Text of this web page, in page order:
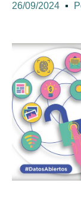
26/09/2024